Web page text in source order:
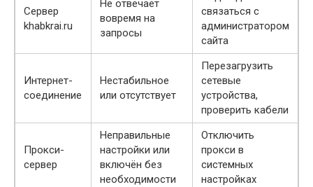
Сервер
khabkrai.ru
Не отвечает
вовремя на
запросы
связаться с
администратором
сайта
Интернет-
соединение
Нестабильное
или отсутствует
Перезагрузить
сетевые
устройства,
проверить кабели
Прокси-
сервер
Неправильные
настройки или
включён без
необходимости
Отключить
прокси в
системных
настройках